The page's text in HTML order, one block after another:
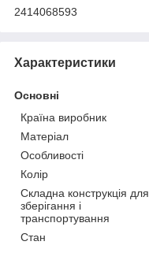
2414068593
Характеристики
Основні
Країна виробник
Матеріал
Особливості
Колір
Складна конструкція для
зберігання і
транспортування
Стан